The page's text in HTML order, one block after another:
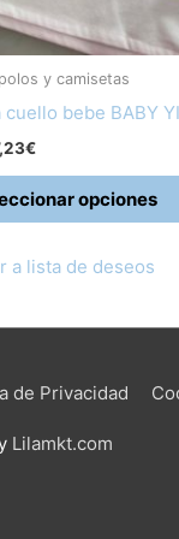
y camisetas
cuello bebe BABY
€
opciones
a lista de deseos
de Privacidad
Lilamkt.com